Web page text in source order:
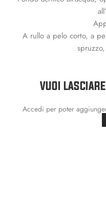
A rullo a pelo corto, a
VUOI
Accedi per poter